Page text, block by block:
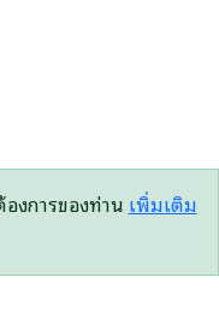
งการของท่าน เพิ่มเติม